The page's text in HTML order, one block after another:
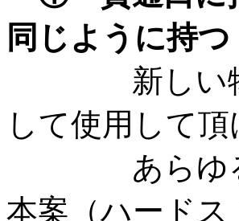
同じように持つ
新しい物、
して使用して頂
あらゆる志
本案（ハード